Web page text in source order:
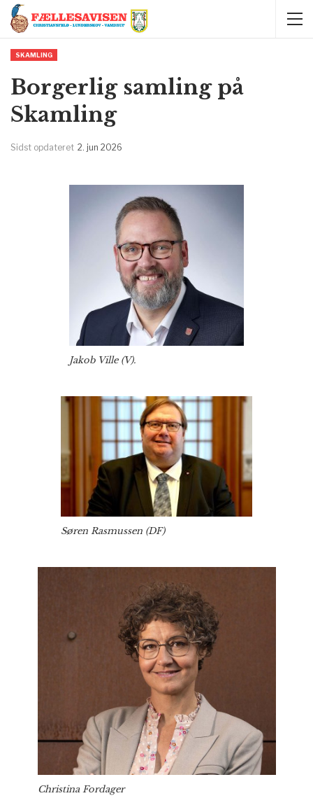
SKAMLING
Borgerlig samling på
Skamling
Sidst opdateret 2. jun 2026
Jakob Ville (V).
Søren Rasmussen (DF)
Christina Fordager